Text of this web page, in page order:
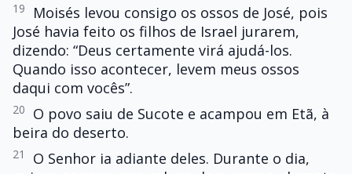
19
Moisés levou consigo os ossos de José, pois
José havia feito os filhos de Israel jurarem,
dizendo: “Deus certamente virá ajudá-los.
Quando isso acontecer, levem meus ossos
daqui com vocês”.
20
O povo saiu de Sucote e acampou em Etã, à
beira do deserto.
21
O Senhor ia adiante deles. Durante o dia,